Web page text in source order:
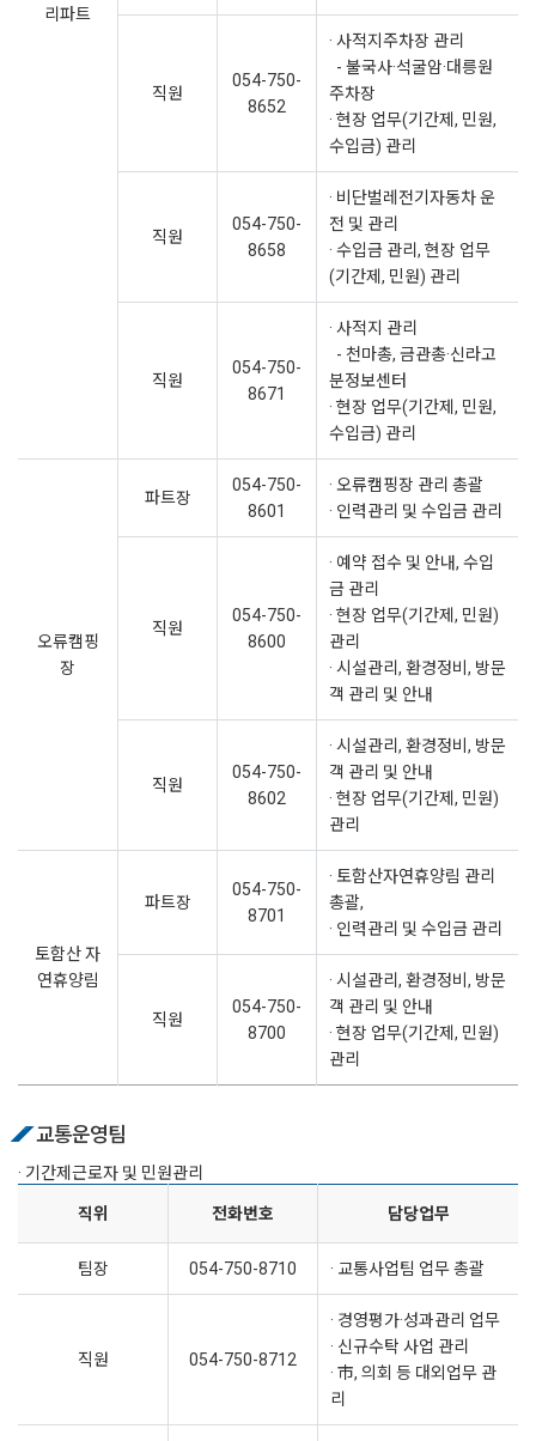
리파트
직원
054-750-
8652
· 사적지주차장 관리
- 불국사·석굴암·대릉원
주차장
· 현장 업무(기간제, 민원,
수입금) 관리
직원
054-750-
8658
· 비단벌레전기자동차 운
전 및 관리
· 수입금 관리, 현장 업무
(기간제, 민원) 관리
직원
054-750-
8671
· 사적지 관리
- 천마총, 금관총·신라고
분정보센터
· 현장 업무(기간제, 민원,
수입금) 관리
오류캠핑
장
파트장
054-750-
8601
· 오류캠핑장 관리 총괄
· 인력관리 및 수입금 관리
직원
054-750-
8600
· 예약 접수 및 안내, 수입
금 관리
· 현장 업무(기간제, 민원)
관리
· 시설관리, 환경정비, 방문
객 관리 및 안내
직원
054-750-
8602
· 시설관리, 환경정비, 방문
객 관리 및 안내
· 현장 업무(기간제, 민원)
관리
토함산 자
연휴양림
파트장
054-750-
8701
· 토함산자연휴양림 관리
총괄,
· 인력관리 및 수입금 관리
직원
054-750-
8700
· 시설관리, 환경정비, 방문
객 관리 및 안내
· 현장 업무(기간제, 민원)
관리
교통운영팀
· 기간제근로자 및 민원관리
직위 전화번호 담당업무
팀장 054-750-8710 · 교통사업팀 업무 총괄
직원 054-750-8712
· 경영평가·성과관리 업무
· 신규수탁 사업 관리
· 市, 의회 등 대외업무 관
리